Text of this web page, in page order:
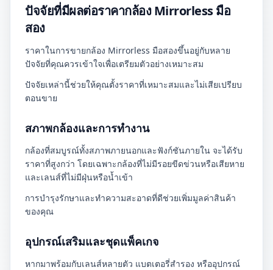
ปัจจัยที่มีผลต่อราคากล้อง Mirrorless มือ
สอง
ราคาในการขายกล้อง Mirrorless มือสองขึ้นอยู่กับหลาย
ปัจจัยที่คุณควรเข้าใจเพื่อเตรียมตัวอย่างเหมาะสม
ปัจจัยเหล่านี้ช่วยให้คุณตั้งราคาที่เหมาะสมและไม่เสียเปรียบ
ตอนขาย
สภาพกล้องและการทำงาน
กล้องที่สมบูรณ์ทั้งสภาพภายนอกและฟังก์ชันภายใน จะได้รับ
ราคาที่สูงกว่า โดยเฉพาะกล้องที่ไม่มีรอยขีดข่วนหรือเสียหาย
และเลนส์ที่ไม่มีฝุ่นหรือน้ำเข้า
การบำรุงรักษาและทำความสะอาดที่ดีช่วยเพิ่มมูลค่าสินค้า
ของคุณ
อุปกรณ์เสริมและชุดแพ็คเกจ
หากมาพร้อมกับเลนส์หลายตัว แบตเตอรี่สำรอง หรืออุปกรณ์